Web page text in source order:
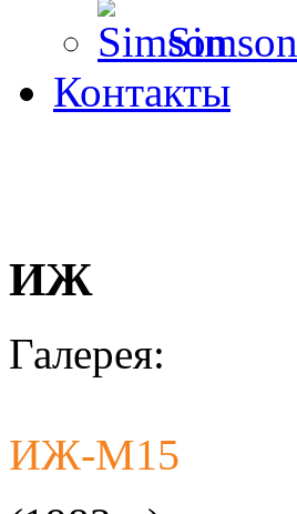
Simson
Контакты
ИЖ
Галерея:
ИЖ-М15